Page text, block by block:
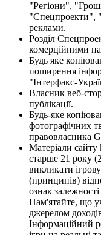
"Регіони",
"Спецпроекти",
реклами.
Розділ
комерційними
Будь яке
поширення
"Інтерфакс-
Власник веб-
публікації.
Будь-яке
фотографічних
правовласника
Матеріали сайту
старше 21 року
викликати
(принципів)
ознак
Пам'ятайте, що
джерелом
Інформаційний